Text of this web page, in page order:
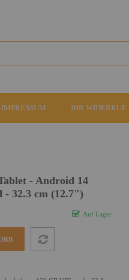
IMPRESSUM IHR WIDERRUF
- Android 14
- 32.3 cm (12.7")
Auf Lager